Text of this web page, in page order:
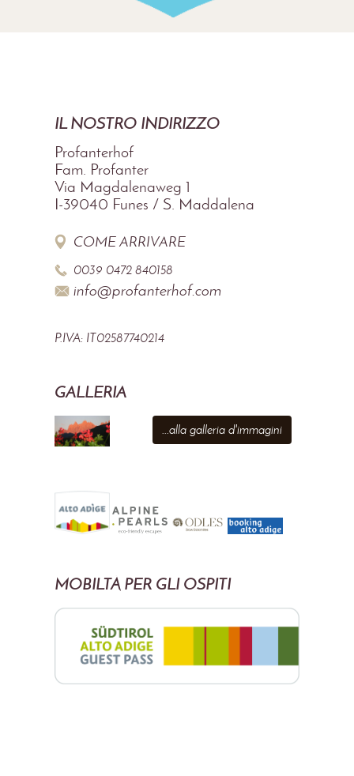
IL NOSTRO INDIRIZZO
Profanterhof
Fam. Profanter
Via Magdalenaweg 1
I-39040 Funes / S. Maddalena
COME ARRIVARE
0039 0472 840158
info@profanterhof.com
P.IVA: IT02587740214
GALLERIA
...alla galleria d'immagini
MOBILTÀ PER GLI OSPITI